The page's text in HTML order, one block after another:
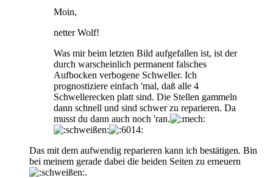
Moin,
netter Wolf!
Was mir beim letzten Bild aufgefallen ist, ist der
durch warscheinlich permanent falsches
Aufbocken verbogene Schweller. Ich
prognostiziere einfach 'mal, daß alle 4
Schwellerecken platt sind. Die Stellen gammeln
dann schnell und sind schwer zu reparieren. Da
musst du dann auch noch 'ran.
Das mit dem aufwendig reparieren kann ich bestätigen. Bin
bei meinem gerade dabei die beiden Seiten zu erneuern
.